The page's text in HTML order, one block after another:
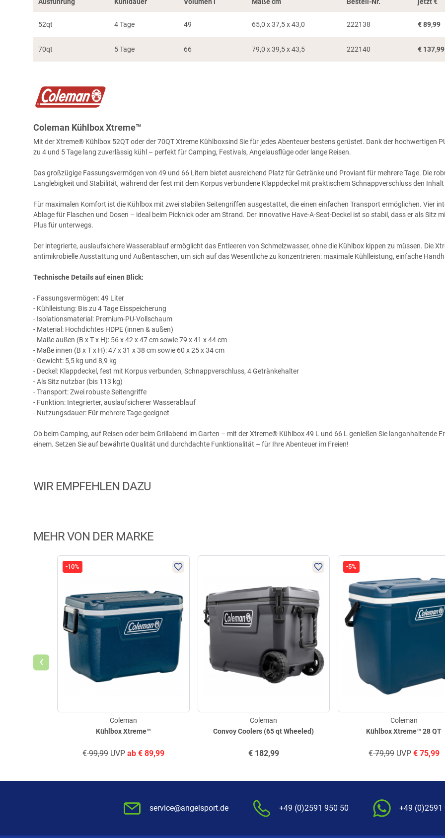
52qt 4 Tage 49 65,0 x 37,5 x 43,0 222138 €89,99
70qt 5 Tage 66 79,0 x 39,5 x 43,5 222140 € 137,99
Coleman Kühlbox Xtreme™
Mit der Xtreme® Kühlbox 52QT oder der 70QT Xtreme Kühlboxsind Sie für jedes Abenteuer bestens gerüstet. Dank der hochwertigen
zu 4 und 5 Tage lang zuverlässig kühl – perfekt für Camping, Festivals, Angelausflüge oder lange Reisen.
Das großzügige Fassungsvermögen von 49 und 66 Litern bietet ausreichend Platz für Getränke und Proviant für mehrere Tage. Die
Langlebigkeit und Stabilität, während der fest mit dem Korpus verbundene Klappdeckel mit praktischem Schnappverschluss den
Für maximalen Komfort ist die Kühlbox mit zwei stabilen Seitengriffen ausgestattet, die einen einfachen Transport ermöglichen. Vier
Ablage für Flaschen und Dosen – ideal beim Picknick oder am Strand. Der innovative Have-A-Seat-Deckel ist so stabil, dass er als Sitz
Plus für unterwegs.
Der integrierte, auslaufsichere Wasserablauf ermöglicht das Entleeren von Schmelzwasser, ohne die Kühlbox kippen zu müssen. Die
antimikrobielle Ausstattung und Außentaschen, um sich auf das Wesentliche zu konzentrieren: maximale Kühlleistung, einfache
Technische Details auf einen Blick:
- Fassungsvermögen: 49 Liter
- Kühlleistung: Bis zu 4 Tage Eisspeicherung
- Isolationsmaterial: Premium-PU-Vollschaum
- Material: Hochdichtes HDPE (innen & außen)
- Maße außen (B x T x H): 56 x 42 x 47 cm sowie 79 x 41 x 44 cm
- Maße innen (B x T x H): 47 x 31 x 38 cm sowie 60 x 25 x 34 cm
- Gewicht: 5,5 kg und 8,9 kg
- Deckel: Klappdeckel, fest mit Korpus verbunden, Schnappverschluss, 4 Getränkehalter
- Als Sitz nutzbar (bis 113 kg)
- Transport: Zwei robuste Seitengriffe
- Funktion: Integrierter, auslaufsicherer Wasserablauf
- Nutzungsdauer: Für mehrere Tage geeignet
Ob beim Camping, auf Reisen oder beim Grillabend im Garten – mit der Xtreme® Kühlbox 49 L und 66 L genießen Sie langanhaltende
einem. Setzen Sie auf bewährte Qualität und durchdachte Funktionalität – für Ihre Abenteuer im Freien!
WIR EMPFEHLEN DAZU
MEHR VON DER MARKE
-10%
Kühlbox Xtreme™
Coleman
€99,99UVP ab €89,99
Convoy Coolers (65 qt Wheeled)
Coleman
€182,99
-5%
Kühlbox Xtreme™ 28 QT
Coleman
€79,99UVP €75,99
‹
service@angelsport.de +49 (0)2591 950 50 +49 (0)2591